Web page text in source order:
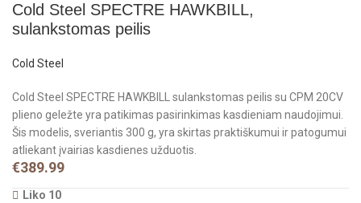
Cold Steel SPECTRE HAWKBILL,
sulankstomas peilis
Cold Steel
Cold Steel SPECTRE HAWKBILL sulankstomas peilis su CPM 20CV
plieno geležte yra patikimas pasirinkimas kasdieniam naudojimui.
Šis modelis, sveriantis 300 g, yra skirtas praktiškumui ir patogumui
atliekant įvairias kasdienes užduotis.
€389.99
Liko 10